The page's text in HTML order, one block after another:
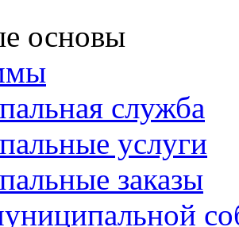
основы
служба
услуги
заказы